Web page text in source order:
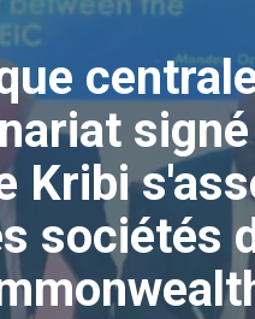
Kribi
sociétés